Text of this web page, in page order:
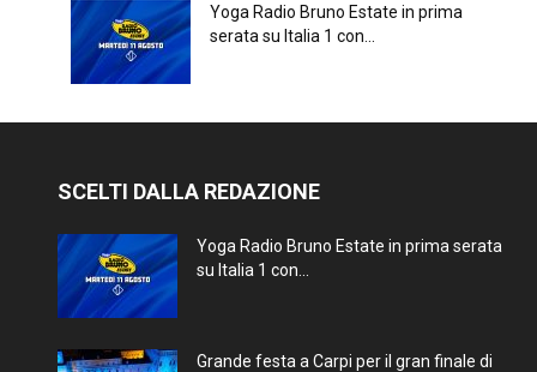
Yoga Radio Bruno Estate in prima
serata su Italia 1 con...
SCELTI DALLA REDAZIONE
Yoga Radio Bruno Estate in prima serata
su Italia 1 con...
Grande festa a Carpi per il gran finale di